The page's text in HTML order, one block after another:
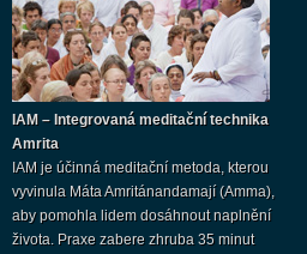
IAM – Integrovaná meditační technika
Amrita
IAM je účinná meditační metoda, kterou
vyvinula Máta Amritánandamají (Amma),
aby pomohla lidem dosáhnout naplnění
života. Praxe zabere zhruba 35 minut